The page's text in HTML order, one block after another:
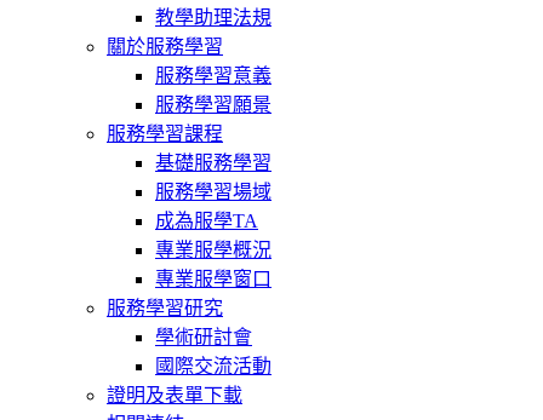
教學助理法規
關於服務學習
服務學習意義
服務學習願景
服務學習課程
基礎服務學習
服務學習場域
成為服學TA
專業服學概況
專業服學窗口
服務學習研究
學術研討會
國際交流活動
證明及表單下載